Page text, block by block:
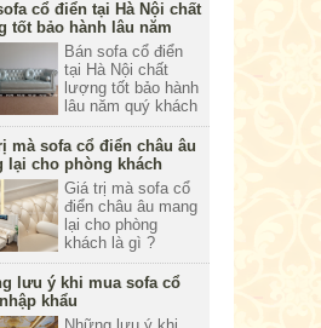
quan tâm đến các
dòng sản phẩm
sofa cổ điển vui
lòng liên hệ đến với
nội thất Nhà Việt để
được tư vẫn và
giải đáp nhé.
cổ điển tại Hà Nội chất
tốt bảo hành lâu năm
Bán sofa cổ điển
tại Hà Nội chất
lượng tốt bảo hành
lâu năm quý khách
đang tìm mua sofa
cổ điển tại Hà Nội,
nhưng đòi hỏi của
quý khách hàng là
chất lượng phải
bền đẹp theo thời
gian vậy chỉ có
mua tại Nhà Việt.
mà sofa cổ điển châu âu
lại cho phòng khách
Giá trị mà sofa cổ
điển châu âu mang
lại cho phòng
khách là gì ?
Những giá trị này
có điêm mạnh hãy
điểm yếu gì hãy
cùng thương hiệu
lưu ý khi mua sofa cổ
khẩu